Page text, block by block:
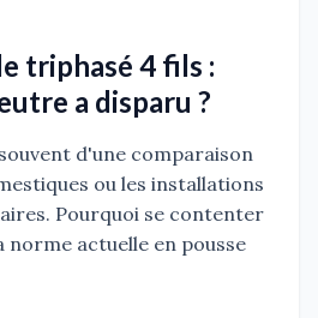
triphasé 4 fils :
a disparu ?
d'une comparaison
ou les installations
Pourquoi se contenter
norme actuelle en pousse